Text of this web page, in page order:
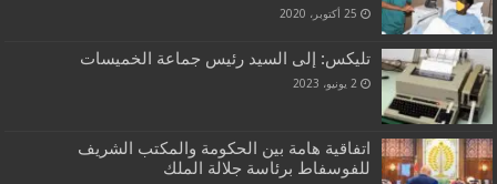
25 أكتوبر، 2020
تليكس: إلى السيد رئيس جماعة الخميسات
2 يونيو، 2023
اتفاقية هامة بين الحكومة والمكتب الشريف
للفوسفاط برئاسة جلالة الملك